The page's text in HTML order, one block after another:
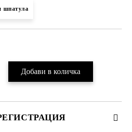
шпатула